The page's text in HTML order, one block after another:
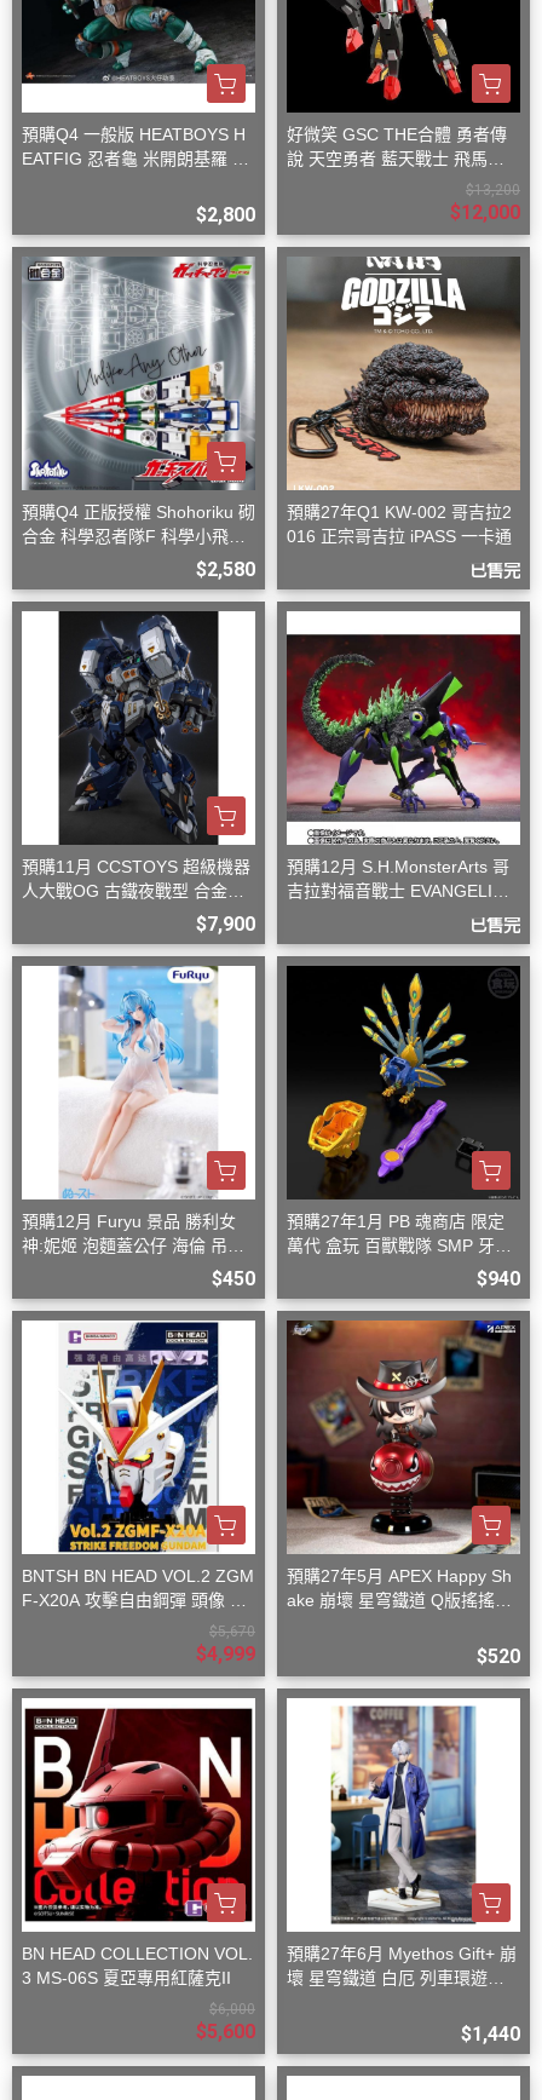
預購Q4 一般版 HEATBOYS H
EATFIG 忍者龜 米開朗基羅 1/
$2,800
好微笑 GSC THE合體 勇者傳
說 天空勇者 藍天戰士 飛馬戰
$13,200
$12,000
預購Q4 正版授權 Shohoriku 砌
合金 科學忍者隊F 科學小飛俠
$2,580
預購27年Q1 KW-002 哥吉拉2
016 正宗哥吉拉 iPASS 一卡通
已售完
預購11月 CCSTOYS 超級機器
人大戰OG 古鐵夜戰型 合金可
$7,900
預購12月 S.H.MonsterArts 哥
吉拉對福音戰士 EVANGELION
已售完
預購12月 Furyu 景品 勝利女
神:妮姬 泡麵蓋公仔 海倫 吊帶
$450
預購27年1月 PB 魂商店 限定
萬代 盒玩 百獸戰隊 SMP 牙吠
$940
BNTSH BN HEAD VOL.2 ZGM
F-X20A 攻擊自由鋼彈 頭像 53
$5,670
$4,999
預購27年5月 APEX Happy Sh
ake 崩壞 星穹鐵道 Q版搖搖樂
$520
BN HEAD COLLECTION VOL.
3 MS-06S 夏亞專用紅薩克II
$6,000
$5,600
預購27年6月 Myethos Gift+ 崩
壞 星穹鐵道 白厄 列車環遊記V
$1,440